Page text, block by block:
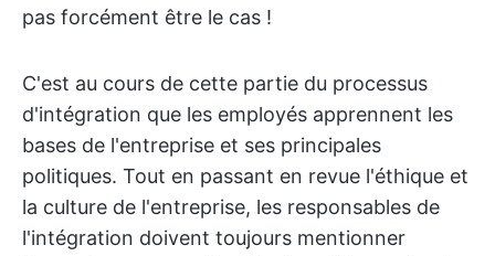
pas forcément être le cas !
C'est au cours de cette partie du processus
d'intégration que les employés apprennent les
bases de l'entreprise et ses principales
politiques. Tout en passant en revue l'éthique et
la culture de l'entreprise, les responsables de
l'intégration doivent toujours mentionner